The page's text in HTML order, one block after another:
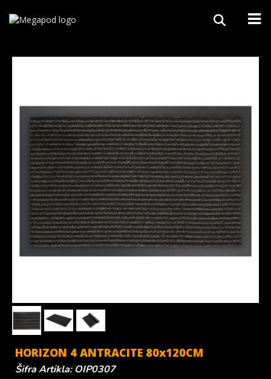
HORIZON 4 ANTRACITE 80x120CM
Šifra Artikla: OIP0307